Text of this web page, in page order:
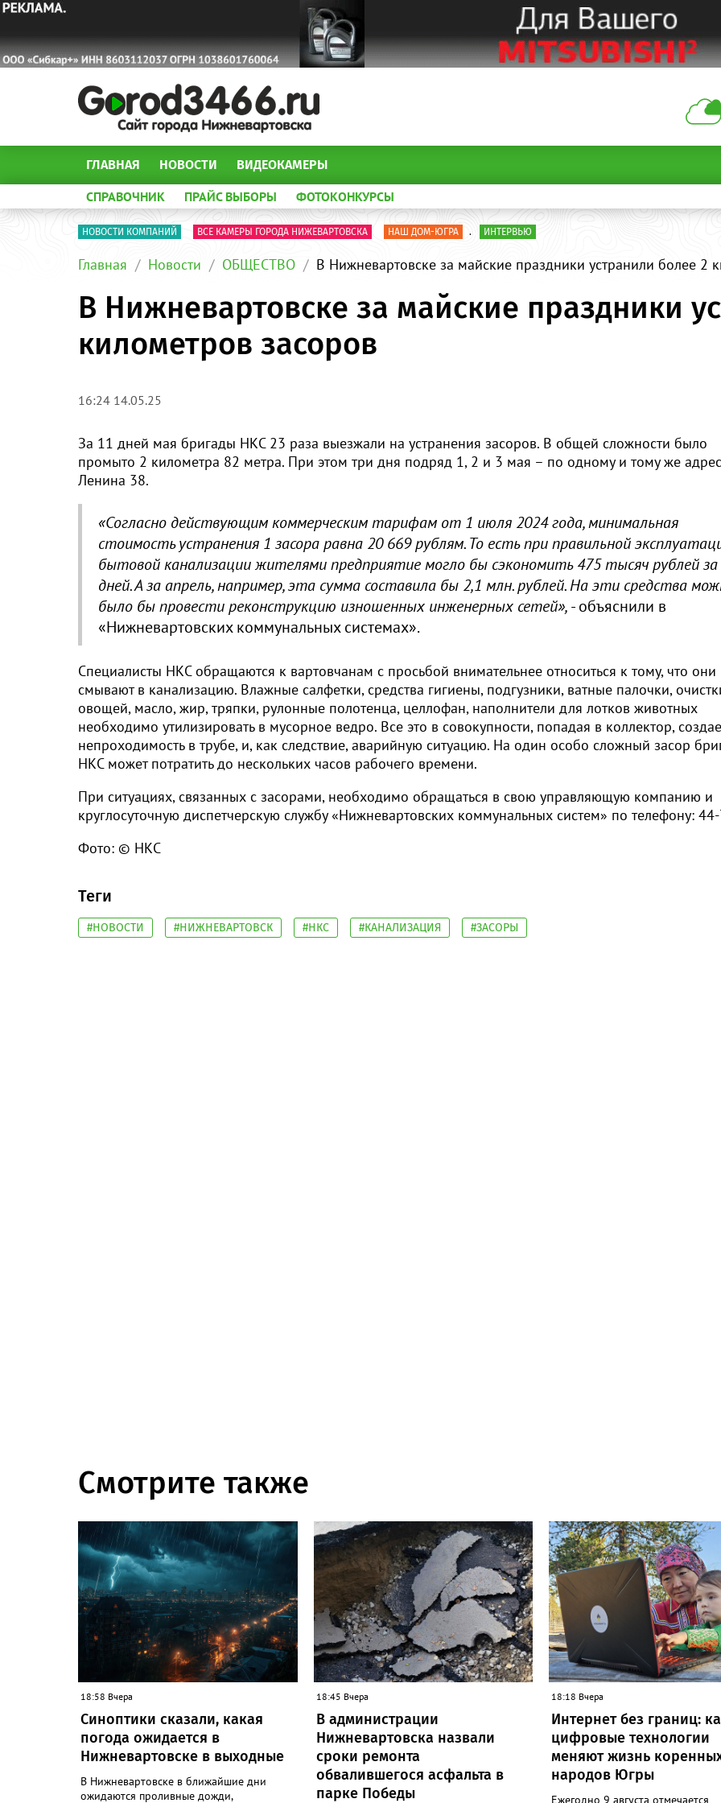
ГЛАВНАЯ НОВОСТИ ВИДЕОКАМЕРЫ
СПРАВОЧНИК ПРАЙС ВЫБОРЫ ФОТОКОНКУРСЫ
НОВОСТИ КОМПАНИЙ ВСЕ КАМЕРЫ ГОРОДА НИЖЕВАРТОВСКА НАШ ДОМ-ЮГРА . ИНТЕРВЬЮ
Главная Новости ОБЩЕСТВО В Нижневартовске за майские праздники устранили более 2
В Нижневартовске за майские праздники
километров засоров
16:24 14.05.25
За 11 дней мая бригады НКС 23 раза выезжали на устранения засоров. В общей сложности было
промыто 2 километра 82 метра. При этом три дня подряд 1, 2 и 3 мая – по одному и тому же
Ленина 38.
«Согласно действующим коммерческим тарифам от 1 июля 2024 года, минимальная
стоимость устранения 1 засора равна 20 669 рублям. То есть при правильной
бытовой канализации жителями предприятие могло бы сэкономить 475 тысяч рублей
дней. А за апрель, например, эта сумма составила бы 2,1 млн. рублей. На эти средства
было бы провести реконструкцию изношенных инженерных сетей»,- объяснили в
«Нижневартовских коммунальных системах».
Специалисты НКС обращаются к вартовчанам с просьбой внимательнее относиться к тому, что они
смывают в канализацию. Влажные салфетки, средства гигиены, подгузники, ватные палочки,
овощей, масло, жир, тряпки, рулонные полотенца, целлофан, наполнители для лотков животных
необходимо утилизировать в мусорное ведро. Все это в совокупности, попадая в коллектор,
непроходимость в трубе, и, как следствие, аварийную ситуацию. На один особо сложный засор
НКС может потратить до нескольких часов рабочего времени.
При ситуациях, связанных с засорами, необходимо обращаться в свою управляющую компанию и
круглосуточную диспетчерскую службу «Нижневартовских коммунальных систем» по телефону:
Фото: © НКС
Теги
#НОВОСТИ #НИЖНЕВАРТОВСК #НКС #КАНАЛИЗАЦИЯ #ЗАСОРЫ
Смотрите также
18:58 Вчера
Синоптики сказали, какая
погода ожидается в
Нижневартовске в выходные
В Нижневартовске в ближайшие дни
ожидаются проливные дожди,
18:45 Вчера
В администрации
Нижневартовска назвали
сроки ремонта
обвалившегося асфальта в
парке Победы
18:18 Вчера
Интернет без границ:
цифровые технологии
меняют жизнь
народов Югры
Ежегодно 9 августа отмечается